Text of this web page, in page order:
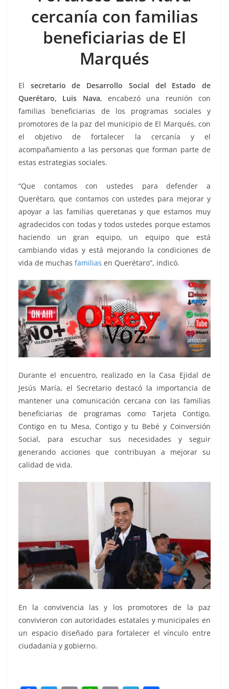
b
o
o
A
p
p
Li
n
k
a
m
cercanía con familias
beneficiarias de El
Marqués
El secretario de Desarrollo Social del Estado de
Querétaro, Luis Nava, encabezó una reunión con
familias beneficiarias de los programas sociales y
promotores de la paz del municipio de El Marqués, con
el objetivo de fortalecer la cercanía y el
acompañamiento a las personas que forman parte de
estas estrategias sociales.
“Que contamos con ustedes para defender a
Querétaro, que contamos con ustedes para mejorar y
apoyar a las familias queretanas y que estamos muy
agradecidos con todas y todos ustedes porque estamos
haciendo un gran equipo, un equipo que está
cambiando vidas y está mejorando la condiciones de
vida de muchas familias en Querétaro”, indicó.
Durante el encuentro, realizado en la Casa Ejidal de
Jesús María, el Secretario destacó la importancia de
mantener una comunicación cercana con las familias
beneficiarias de programas como Tarjeta Contigo,
Contigo en tu Mesa, Contigo y tu Bebé y Coinversión
Social, para escuchar sus necesidades y seguir
generando acciones que contribuyan a mejorar su
calidad de vida.
En la convivencia las y los promotores de la paz
convivieron con autoridades estatales y municipales en
un espacio diseñado para fortalecer el vínculo entre
ciudadanía y gobierno.